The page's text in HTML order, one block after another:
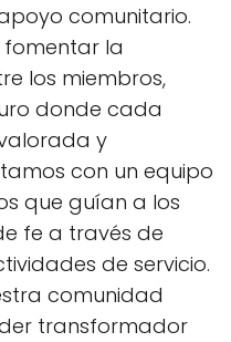
comunitario.
fomentar la
los miembros,
donde cada
y
con un equipo
que guían a los
fe a través de
de servicio.
comunidad
transformador